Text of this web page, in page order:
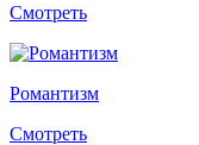
Смотреть
Романтизм
Смотреть